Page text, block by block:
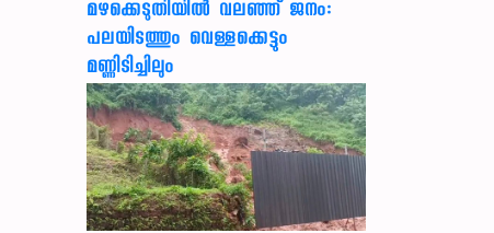
മഴക്കെടുതിയിൽ വലഞ്ഞ് ജനം:
പലയിടത്തും വെള്ളക്കെട്ടും
മണ്ണിടിച്ചിലും